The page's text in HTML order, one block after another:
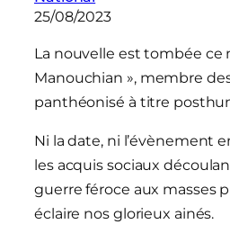
25/08/2023
La nouvelle est tombée ce
Manouchian », membre
panthéonisé à titre
Ni la date, ni l’évènement
les acquis sociaux
guerre féroce aux masses
éclaire nos glorieux ainés.